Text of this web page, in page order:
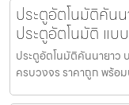
ประตูอัตโนมัติคัน
ประตูอัตโนมัติ แบ
ประตูอัตโนมัติคันนายาว
ครบวงจร ราคาถูก พร้อ